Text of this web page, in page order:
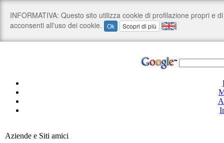
Aziende e Siti amici